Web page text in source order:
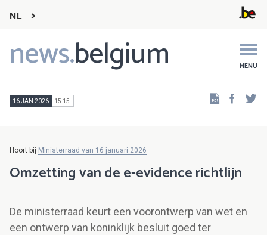
NL
news.belgium MENU
Main
navigation
16 JAN 2026 15:15
Hoort bij Ministerraad van 16 januari 2026
Omzetting van de e-evidence richtlijn
De ministerraad keurt een voorontwerp van wet en
een ontwerp van koninklijk besluit goed ter